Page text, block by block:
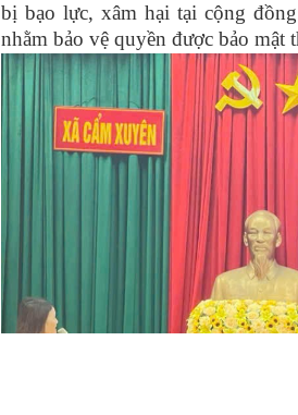
bị bạo lực, xâm hại tại cộng
nhằm bảo vệ quyền được bảo mật